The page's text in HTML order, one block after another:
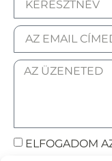
ELFOGADOM